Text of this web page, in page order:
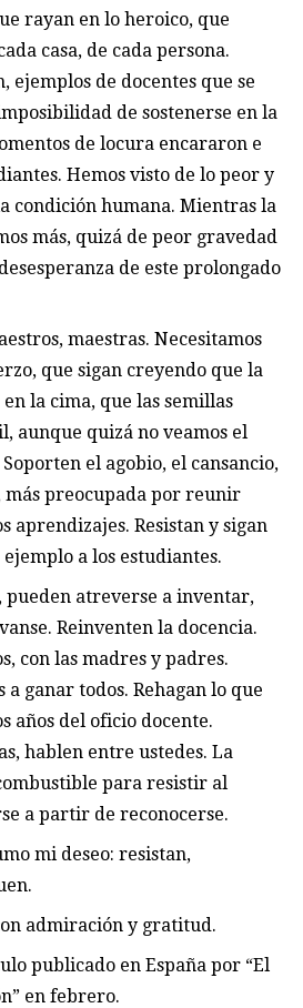
rayan en lo heroico, que
casa, de cada persona.
ejemplos de docentes que se
de sostenerse en la
de locura encararon e
Hemos visto de lo peor y
condición humana. Mientras la
más, quizá de peor gravedad
de este prolongado
maestras. Necesitamos
que sigan creyendo que la
la cima, que las semillas
aunque quizá no veamos el
el agobio, el cansancio,
preocupada por reunir
aprendizajes. Resistan y sigan
a los estudiantes.
pueden atreverse a inventar,
Reinventen la docencia.
con las madres y padres.
a ganar todos. Rehagan lo que
años del oficio docente.
hablen entre ustedes. La
para resistir al
a partir de reconocerse.
mi deseo: resistan,
admiración y gratitud.
publicado en España por “El
en febrero.